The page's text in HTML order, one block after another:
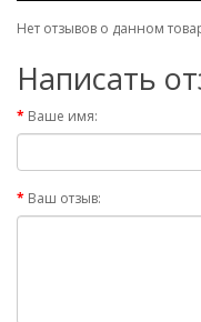
Нет отзывов о данном
Написать
Ваше имя:
Ваш отзыв: